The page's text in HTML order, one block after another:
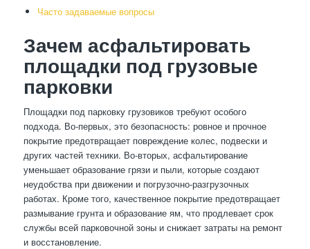
Часто задаваемые вопросы
Зачем асфальтировать
площадки под грузовые
парковки
Площадки под парковку грузовиков требуют особого
подхода. Во-первых, это безопасность: ровное и прочное
покрытие предотвращает повреждение колес, подвески и
других частей техники. Во-вторых, асфальтирование
уменьшает образование грязи и пыли, которые создают
неудобства при движении и погрузочно-разгрузочных
работах. Кроме того, качественное покрытие предотвращает
размывание грунта и образование ям, что продлевает срок
службы всей парковочной зоны и снижает затраты на ремонт
и восстановление.